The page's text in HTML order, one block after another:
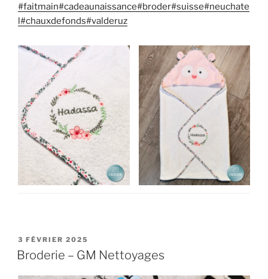
#faitmain#cadeaunaissance#broder#suisse#neuchate
l#chauxdefonds#valderuz
PUBLIÉ
LE
3 FÉVRIER 2025
Broderie – GM Nettoyages